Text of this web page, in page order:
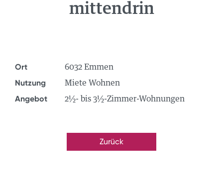
NEWS
STANDORTE
GRUPPE
JOBS
mittendrin
Ort 6032 Emmen
Nutzung Miete Wohnen
Angebot 2½- bis 3½-Zimmer-Wohnungen
Zurück